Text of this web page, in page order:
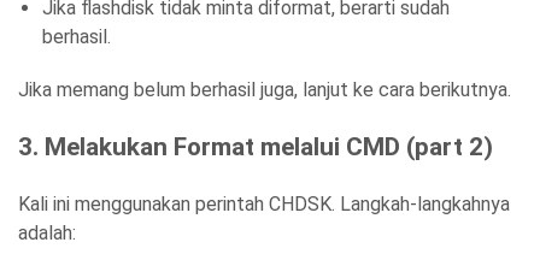
Jika flashdisk tidak minta diformat, berarti sudah
berhasil.
Jika memang belum berhasil juga, lanjut ke cara berikutnya.
3. Melakukan Format melalui CMD (part 2)
Kali ini menggunakan perintah CHDSK. Langkah-langkahnya
adalah: